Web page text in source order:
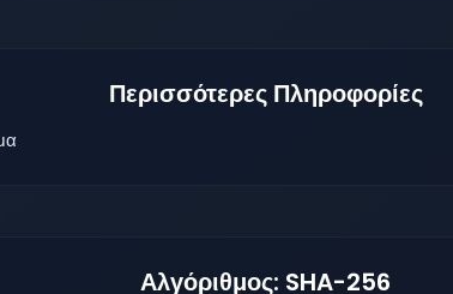
Περισσότερες Πληροφορίες
Αλγόριθμος: SHA-256